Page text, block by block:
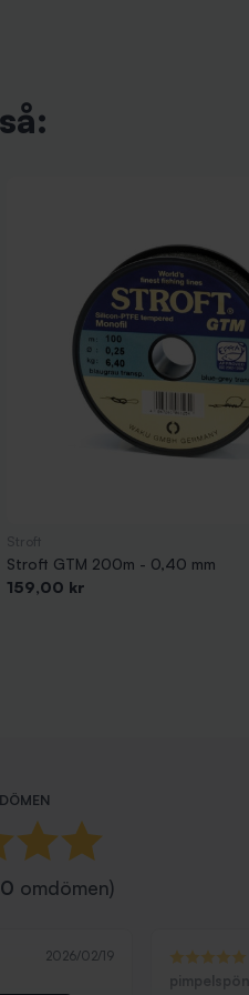
Stroft GTM 200m - 0,40 mm
Pris
159,00 kr
omdömen)
2026/02/19
pimpelspön